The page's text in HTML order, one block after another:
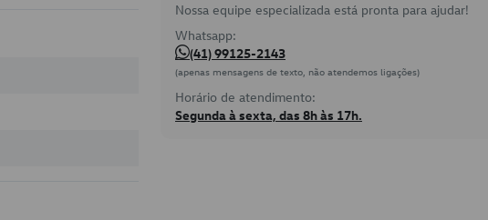
Nossa equipe especializada está pronta para ajudar!
Whatsapp:
(41) 99125-2143
(apenas mensagens de texto, não atendemos ligações)
Horário de atendimento:
Segunda à sexta, das 8h às 17h.